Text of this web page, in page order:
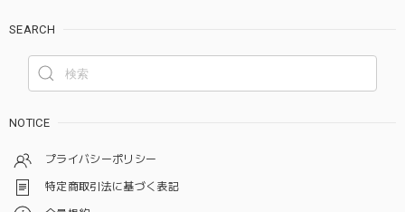
SEARCH
NOTICE
プライバシーポリシー
特定商取引法に基づく表記